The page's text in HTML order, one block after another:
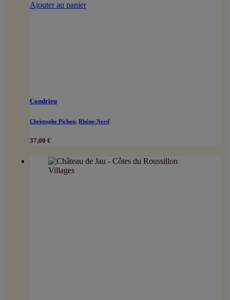
Ajouter au panier
Condrieu
Christophe Pichon, Rhône-Nord
37,00 €